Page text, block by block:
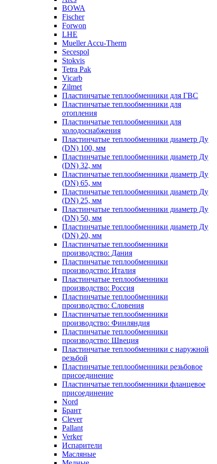
BOWA
Fischer
Forwon
LHE
Mueller Accu-Therm
Secespol
Stokvis
Tetra Pak
Vicarb
Zilmet
Пластинчатые теплообменники для ГВС
Пластинчатые теплообменники для
отопления
Пластинчатые теплообменники для
холодоснабжения
Пластинчатые теплообменники диаметр Ду
(DN) 100, мм
Пластинчатые теплообменники диаметр Ду
(DN) 32, мм
Пластинчатые теплообменники диаметр Ду
(DN) 65, мм
Пластинчатые теплообменники диаметр Ду
(DN) 25, мм
Пластинчатые теплообменники диаметр Ду
(DN) 50, мм
Пластинчатые теплообменники диаметр Ду
(DN) 20, мм
Пластинчатые теплообменники
производство: Дания
Пластинчатые теплообменники
производство: Италия
Пластинчатые теплообменники
производство: Россия
Пластинчатые теплообменники
производство: Словения
Пластинчатые теплообменники
производство: Финляндия
Пластинчатые теплообменники
производство: Швеция
Пластинчатые теплообменники с наружной
резьбой
Пластинчатые теплообменники резьбовое
присоединение
Пластинчатые теплообменники фланцевое
присоединение
Nord
Брант
Clever
Pallant
Verker
Испарители
Масляные